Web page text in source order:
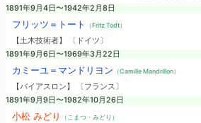
1891年9月4日〜1942年2月8日
フリッツ＝トート （Fritz Todt）
【土木技術者】 〔ドイツ〕
1891年9月6日〜1969年3月22日
カミーユ＝マンドリヨン （Camille Mandrillon）
【バイアスロン】 〔フランス〕
1891年9月9日〜1982年10月26日
小松 みどり （こまつ・みどり）